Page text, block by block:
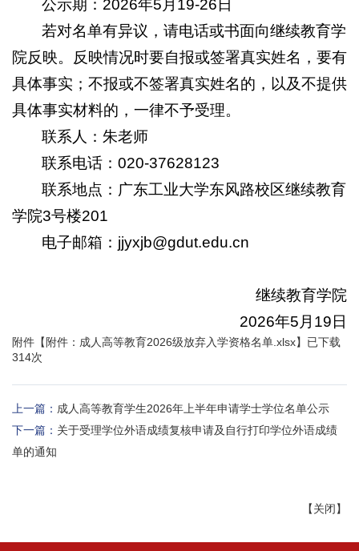
公示期：2026年5月19-26日
若对名单有异议，请电话或书面向继续教育学
院反映。反映情况时要自报或签署真实姓名，要有
具体事实；不报或不签署真实姓名的，以及不提供
具体事实材料的，一律不予受理。
联系人：朱老师
联系电话：020-37628123
联系地点：广东工业大学东风路校区继续教育
学院3号楼201
电子邮箱：jjyxjb@gdut.edu.cn
继续教育学院
2026年5月19日
附件【 附件：成人高等教育2026级放弃入学资格名单.xlsx】已下载
314次
上一篇： 成人高等教育学生2026年上半年申请学士学位名单公示
下一篇： 关于受理学位外语成绩复核申请及自行打印学位外语成绩
单的通知
【关闭】